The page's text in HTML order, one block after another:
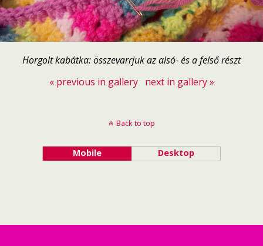
Horgolt kabátka: összevarrjuk az alsó- és a felső részt
« previous in gallery
next in gallery »
Back to top
Mobile Desktop